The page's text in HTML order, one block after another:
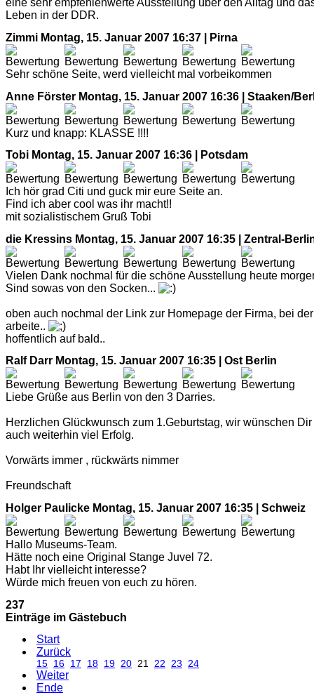
eine sehr empfehlenwerte Ausstellung über den Alltag und
Leben in der DDR.
Zimmi Montag, 15. Januar 2007 16:37 | Pirna
Sehr schöne Seite, werd vielleicht mal vorbeikommen
Anne Förster Montag, 15. Januar 2007 16:36 | Staaken/
Kurz und knapp: KLASSE !!!!
Tobi Montag, 15. Januar 2007 16:36 | Potsdam
Ich hör grad Citi und guck mir eure Seite an.
Find ich aber cool was ihr macht!!
mit sozialistischem Gruß Tobi
die Kressins Montag, 15. Januar 2007 16:35 | Zentral-
Vielen Dank nochmal für die schöne Ausstellung heute
Sind sowas von den Socken...
oben auch nochmal der Link zur Homepage der Firma, bei
arbeite..
hoffentlich auf bald..
Ralf Darr Montag, 15. Januar 2007 16:35 | Ost Berlin
Liebe Grüße aus Berlin von den 3 Darries.
Herzlichen Glückwunsch zum 1.Geburtstag, wir wünschen Dir
auch weiterhin viel Erfolg.
Vorwärts immer , rückwärts nimmer
Freundschaft
Holger Paulicke Montag, 15. Januar 2007 16:35 | Schweiz
Hallo Museums-Team.
Hätte noch eine Original Stange Juvel 72.
Habt Ihr vielleicht interesse?
Würde mich freuen von euch zu hören.
237
Einträge im Gästebuch
Start
Zurück
15 16 17 18 19 20 21 22 23 24
Weiter
Ende